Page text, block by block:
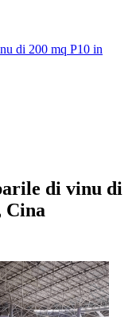
di 200 mq P10 in
di vinu di
Cina